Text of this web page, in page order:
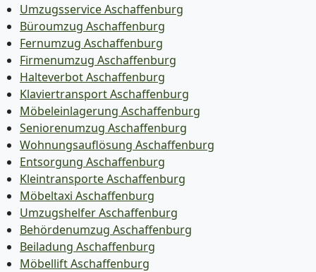
Umzugsservice Aschaffenburg
Büroumzug Aschaffenburg
Fernumzug Aschaffenburg
Firmenumzug Aschaffenburg
Halteverbot Aschaffenburg
Klaviertransport Aschaffenburg
Möbeleinlagerung Aschaffenburg
Seniorenumzug Aschaffenburg
Wohnungsauflösung Aschaffenburg
Entsorgung Aschaffenburg
Kleintransporte Aschaffenburg
Möbeltaxi Aschaffenburg
Umzugshelfer Aschaffenburg
Behördenumzug Aschaffenburg
Beiladung Aschaffenburg
Möbellift Aschaffenburg